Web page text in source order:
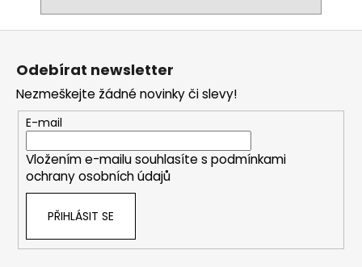
Odebírat newsletter
Nezmeškejte žádné novinky či slevy!
E-mail
Vložením e-mailu souhlasíte s podmínkami
ochrany osobních údajů
PŘIHLÁSIT SE